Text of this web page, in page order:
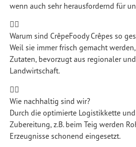
wenn auch sehr herausfordernd für
Warum sind CrêpeFoody Crêpes so
Weil sie immer frisch gemacht
Zutaten, bevorzugt aus regionaler
Landwirtschaft.
Wie nachhaltig sind wir?
Durch die optimierte Logistikkette
Zubereitung, z.B. beim Teig werden
Erzeugnisse schonend eingesetzt.